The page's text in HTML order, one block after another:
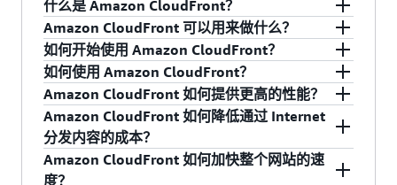
什么是 Amazon CloudFront？
Amazon CloudFront 是一项 Web 服务，可为企业
和 Web 应用程序开发人员提供简单且经济高效的
内容分发方法，不仅延迟低，而且数据传输速度
快。与其他 AWS 产品一样，Amazon CloudFront
也是一种按用量付费的自助服务，无需长期承诺
或最低费用。使用 CloudFront，您的文件将通过
一个全球边缘站点网络来传输至最终用户。
Amazon CloudFront 可以用来做什么？
Amazon CloudFront 提供简单的 API，让您能够：
使用遍布全球的边缘站点网络来处理请求，从
而以低延迟和高数据传输速率来分发内容。
无需就合同和最低承诺进行谈判即可开始使
如何开始使用 Amazon CloudFront？
在 Amazon CloudFront 详细信息页面上，单击“创
建免费账户”按钮。如果您选择使用其他 AWS 产
品作为通过 Amazon CloudFront 提供的文件的来
源，那么在创建 CloudFront 分发之前，您必须先
注册该服务。
如何使用 Amazon CloudFront？
要使用 Amazon CloudFront，您必须按以下步骤
操作：
对于静态文件，请将最终版本的文件存储在一
Amazon CloudFront 如何提供更高的性能？
Amazon CloudFront 采用由边缘站点和区域边缘
缓存构成的全球网络，能将您的内容缓存副本存
储在靠近查看者的位置。Amazon CloudFront 确
Amazon CloudFront 如何降低通过 Internet
分发内容的成本？
与其他 AWS 产品一样，Amazon CloudFront 没有
Amazon CloudFront 如何加快整个网站的速
度？